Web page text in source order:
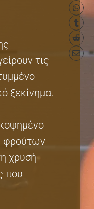
τις
ξεκίνημα.
φρούτων
χρυσή
που